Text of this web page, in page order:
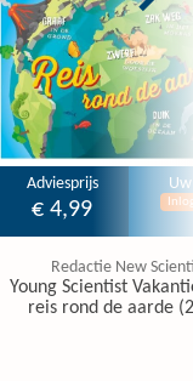
Adviesprijs
€ 4,99
Redactie New
Young Scientist
reis rond de aarde